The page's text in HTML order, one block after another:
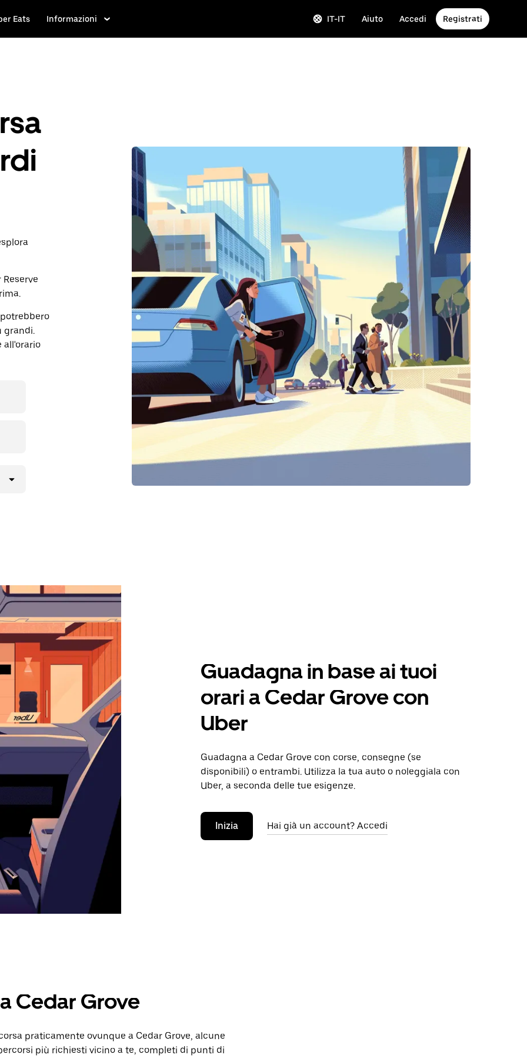
Eats Informazioni IT-IT Aiuto Accedi Registrati
grandi.
all'orario
Guadagna in base ai tuoi
orari a Cedar Grove con
Uber
Guadagna a Cedar Grove con corse, consegne (se
disponibili) o entrambi. Utilizza la tua auto o noleggiala con
Uber, a seconda delle tue esigenze.
Inizia Hai già un account? Accedi
Cedar Grove
praticamente ovunque a Cedar Grove, alcune
più richiesti vicino a te, completi di punti di